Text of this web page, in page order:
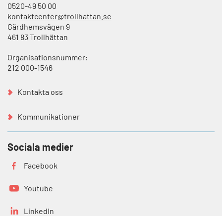
0520-49 50 00
kontaktcenter@trollhattan.se
Gärdhemsvägen 9
461 83 Trollhättan
Organisationsnummer:
212 000-1546
Kontakta oss
Kommunikationer
Sociala medier
Facebook
Youtube
LinkedIn